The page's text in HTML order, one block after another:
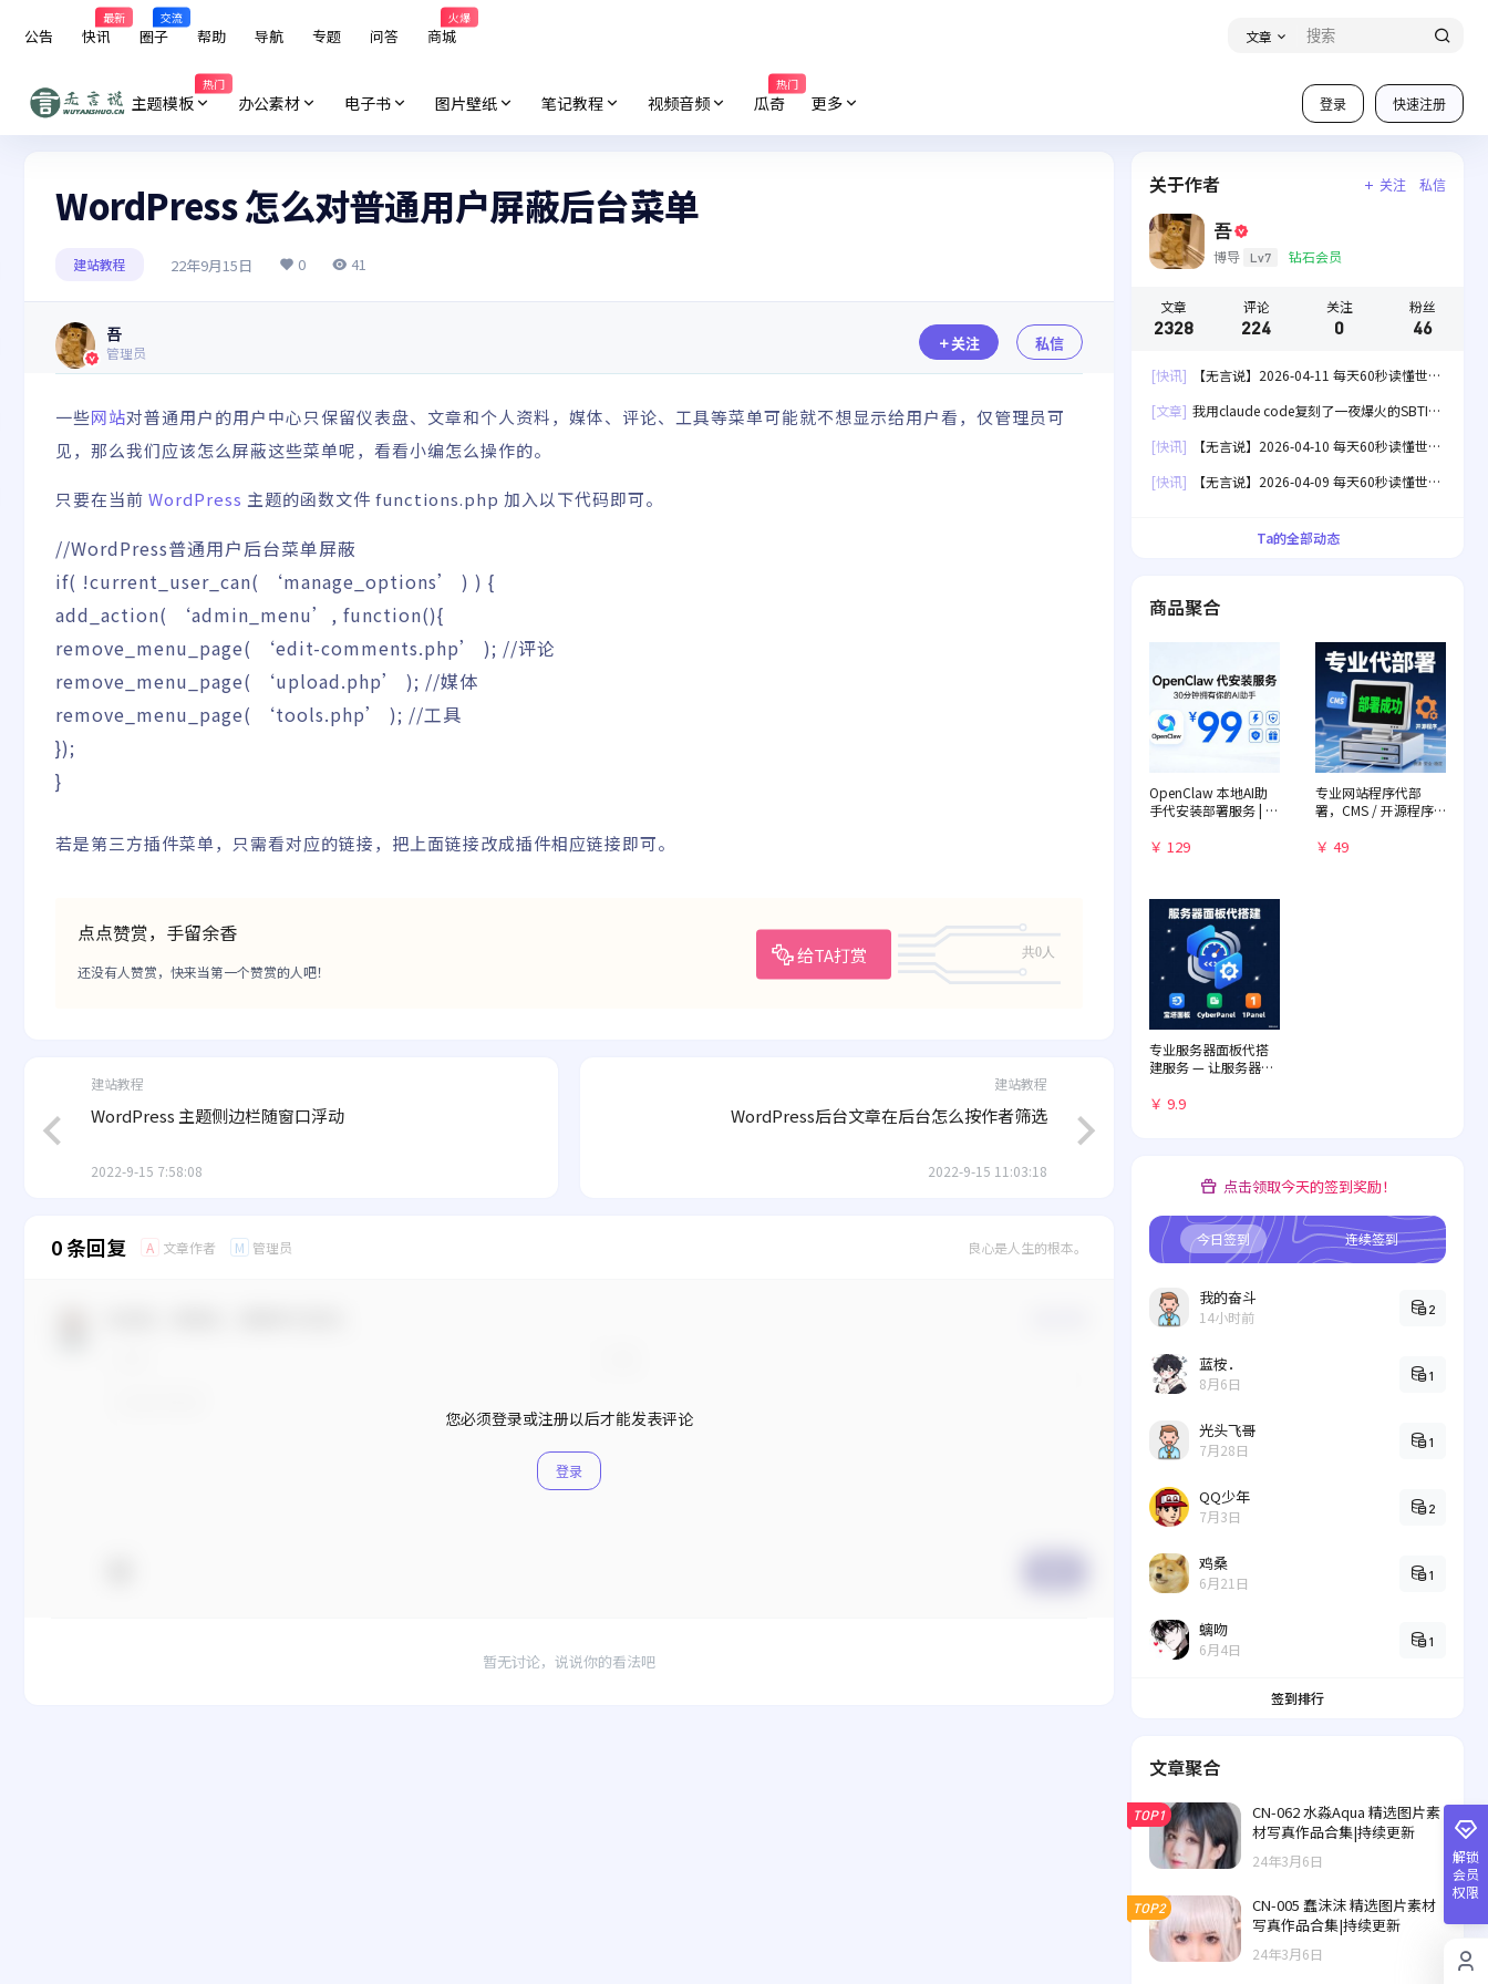
公告 快讯
最新
圈子
交流
帮助 导航 专题 问答 商城
火爆
文章
登录 快速注册
主题模板
热门
办公素材 电子书 图片壁纸 笔记教程 视频音频 瓜奇
热门
更多
WordPress 怎么对普通用户屏蔽后台菜单
建站教程 22年9月15日 0 41
吾
管理员 关注 私信
一些网站对普通用户的用户中心只保留仪表盘、文章和个人资料，媒体、评论、工具等菜单可能就不想显示给用户看，仅管理员可
见，那么我们应该怎么屏蔽这些菜单呢，看看小编怎么操作的。
只要在当前 WordPress 主题的函数文件 functions.php 加入以下代码即可。
//WordPress普通用户后台菜单屏蔽
if( !current_user_can( ‘manage_options’ ) ) {
add_action( ‘admin_menu’ , function(){
remove_menu_page( ‘edit-comments.php’ ); //评论
remove_menu_page( ‘upload.php’ ); //媒体
remove_menu_page( ‘tools.php’ ); //工具
});
}
若是第三方插件菜单，只需看对应的链接，把上面链接改成插件相应链接即可。
点点赞赏，手留余香
给TA打赏 共0人
还没有人赞赏，快来当第一个赞赏的人吧！
建站教程
WordPress 主题侧边栏随窗口浮动
2022-9-15 7:58:08
建站教程
WordPress后台文章在后台怎么按作者筛选
2022-9-15 11:03:18
0 条回复 A 文章作者 M 管理员 良心是人生的根本。
您必须登录或注册以后才能发表评论
登录
暂无讨论，说说你的看法吧
关于作者 关注 私信
吾
博导 Lv7 钻石会员
文章
2328
评论
224
关注
0
粉丝
46
[快讯]
【无言说】2026-04-11 每天60秒读懂世
[文章] 我用claude code复刻了一夜爆火的SBTI
[快讯]
【无言说】2026-04-10 每天60秒读懂世
[快讯]
【无言说】2026-04-09 每天60秒读懂世
Ta的全部动态
商品聚合
OpenClaw 本地AI助
手代安装部署服务 | 远
门教程
￥ 129
专业网站程序代部
署，CMS / 开源程序
￥ 49
专业服务器面板代搭
建服务 — 让服务器管
￥ 9.9
点击领取今天的签到奖励！
今日签到 连续签到
我的奋斗
14小时前 2
蓝桉．
8月6日 1
光头飞哥
7月28日 1
QQ少年
7月3日 2
鸡桑
6月21日 1
螭吻
6月4日 1
签到排行
文章聚合
TOP1
CN-062 水淼Aqua 精选图片素
材写真作品合集|持续更新
24年3月6日
TOP2
CN-005 蠢沫沫 精选图片素材
写真作品合集|持续更新
24年3月6日
解锁
会员
权限